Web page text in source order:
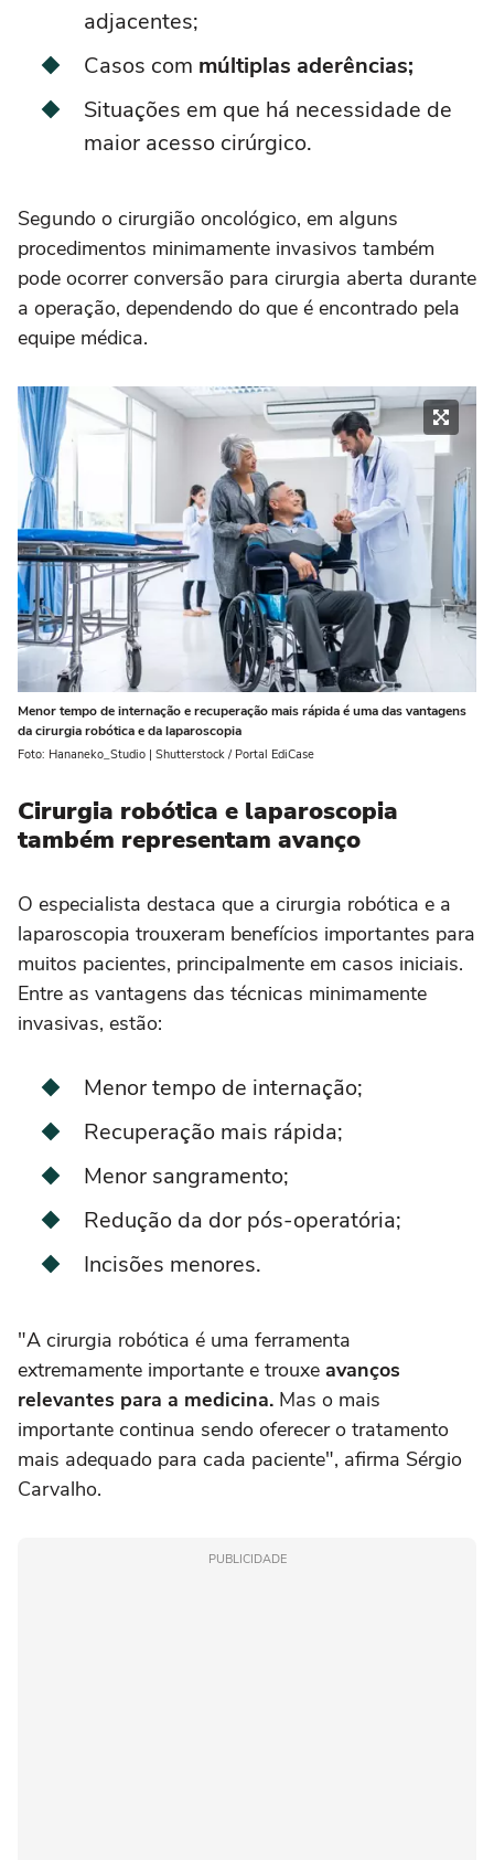
adjacentes;
Casos com múltiplas aderências;
Situações em que há necessidade de
maior acesso cirúrgico.
Segundo o cirurgião oncológico, em alguns
procedimentos minimamente invasivos também
pode ocorrer conversão para cirurgia aberta durante
a operação, dependendo do que é encontrado pela
equipe médica.
Menor tempo de internação e recuperação mais rápida é uma das vantagens
da cirurgia robótica e da laparoscopia
Foto: Hananeko_Studio | Shutterstock / Portal EdiCase
Cirurgia robótica e laparoscopia
também representam avanço
O especialista destaca que a cirurgia robótica e a
laparoscopia trouxeram benefícios importantes para
muitos pacientes, principalmente em casos iniciais.
Entre as vantagens das técnicas minimamente
invasivas, estão:
Menor tempo de internação;
Recuperação mais rápida;
Menor sangramento;
Redução da dor pós-operatória;
Incisões menores.
"A cirurgia robótica é uma ferramenta
extremamente importante e trouxe avanços
relevantes para a medicina. Mas o mais
importante continua sendo oferecer o tratamento
mais adequado para cada paciente", afirma Sérgio
Carvalho.
PUBLICIDADE